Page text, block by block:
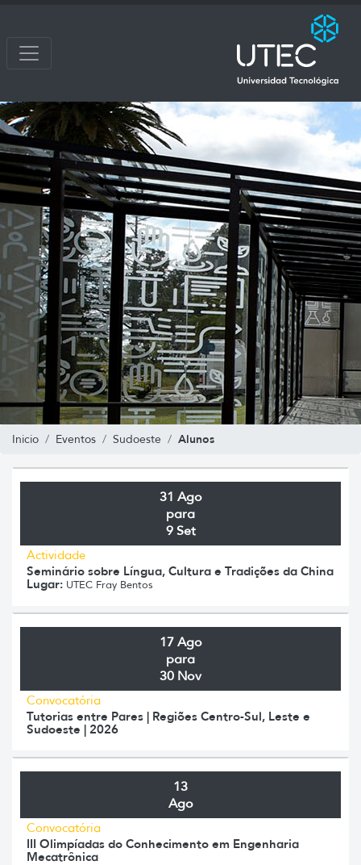
Inicio Eventos Sudoeste Alunos
31 Ago
para
9 Set
Actividade
Seminário sobre Língua, Cultura e Tradições da China
Lugar: UTEC Fray Bentos
17 Ago
para
30 Nov
Convocatória
Tutorias entre Pares | Regiões Centro-Sul, Leste e
Sudoeste | 2026
13
Ago
Convocatória
III Olimpíadas do Conhecimento em Engenharia
Mecatrônica